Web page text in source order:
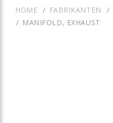
HOME FABRIKANTEN
MANIFOLD, EXHAUST